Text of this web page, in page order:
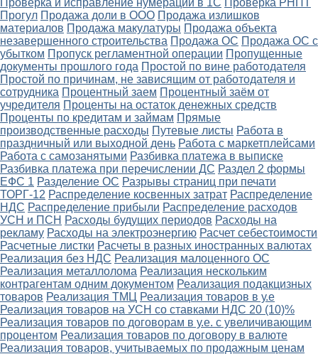
Проверка и исправление нумерации в 1С Проверка РНПТ
Прогул Продажа доли в ООО Продажа излишков
материалов Продажа макулатуры Продажа объекта
незавершенного строительства Продажа ОС Продажа ОС с
убытком Пропуск регламентной операции Пропущенные
документы прошлого года Простой по вине работодателя
Простой по причинам, не зависящим от работодателя и
сотрудника Процентный заем Процентный заём от
учредителя Проценты на остаток денежных средств
Проценты по кредитам и займам Прямые
производственные расходы Путевые листы Работа в
праздничный или выходной день Работа с маркетплейсами
Работа с самозанятыми Разбивка платежа в выписке
Разбивка платежа при перечислении ДС Раздел 2 формы
ЕФС 1 Разделение ОС Разрывы страниц при печати
ТОРГ-12 Распределение косвенных затрат Распределение
НДС Распределение прибыли Распределение расходов
УСН и ПСН Расходы будущих периодов Расходы на
рекламу Расходы на электроэнергию Расчет себестоимости
Расчетные листки Расчеты в разных иностранных валютах
Реализация без НДС Реализация малоценного ОС
Реализация металлолома Реализация нескольким
контрагентам одним документом Реализация подакцизных
товаров Реализация ТМЦ Реализация товаров в у.е
Реализация товаров на УСН со ставками НДС 20 (10)%
Реализация товаров по договорам в у.е. с увеличивающим
процентом Реализация товаров по договору в валюте
Реализация товаров, учитываемых по продажным ценам